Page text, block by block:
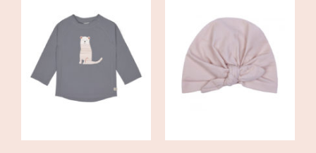
CHOIX DES
OPTIONS CE
PRODUIT
PLUSIEURS
CHOIX DES
OPTIONS CE
PRODUIT
A
/
DÉTAILS